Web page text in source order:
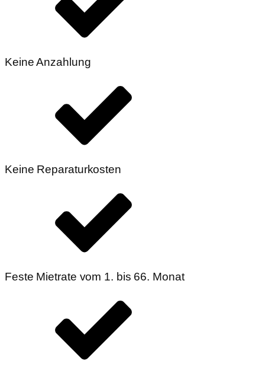
Keine Anzahlung
Keine Reparaturkosten
Feste Mietrate vom 1. bis 66. Monat